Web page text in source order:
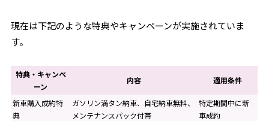
現在は下記のような特典やキャンペーンが実施されていま
す。
特典・キャンペ
ーン
内容 適用条件
新車購入成約特
典
ガソリン満タン納車、自宅納車無料、
メンテナンスパック付帯
特定期間中に新
車成約